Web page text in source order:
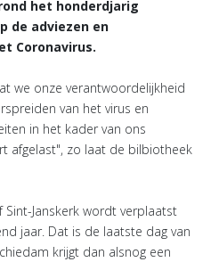
het honderdjarig
de adviezen en
Coronavirus.
we onze verantwoordelijkheid
van het virus en
in het kader van ons
afgelast", zo laat de bilbiotheek
Janskerk wordt verplaatst
jaar. Dat is de laatste dag van
krijgt dan alsnog een